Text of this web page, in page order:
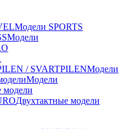
Модели SPORTS
Модели
/ SVARTPILENМодели
Модели
модели
Двухтактные модели